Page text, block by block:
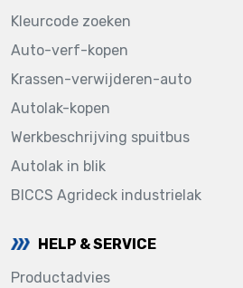
Kleurcode zoeken
Auto-verf-kopen
Krassen-verwijderen-auto
Autolak-kopen
Werkbeschrijving spuitbus
Autolak in blik
BICCS Agrideck industrielak
HELP & SERVICE
Productadvies